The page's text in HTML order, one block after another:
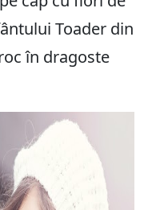
Toader din
în dragoste